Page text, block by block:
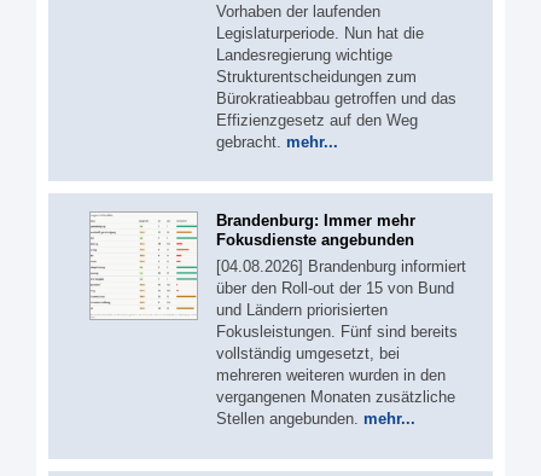
Vorhaben der laufenden
Legislaturperiode. Nun hat die
Landesregierung wichtige
Strukturentscheidungen zum
Bürokratieabbau getroffen und das
Effizienzgesetz auf den Weg
gebracht. mehr...
Brandenburg: Immer mehr
Fokusdienste angebunden
[04.08.2026] Brandenburg informiert
über den Roll-out der 15 von Bund
und Ländern priorisierten
Fokusleistungen. Fünf sind bereits
vollständig umgesetzt, bei
mehreren weiteren wurden in den
vergangenen Monaten zusätzliche
Stellen angebunden. mehr...